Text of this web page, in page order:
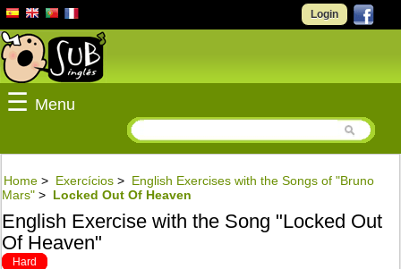
Login
☰ Menu
Home > Exercícios > English Exercises with the Songs of "Bruno
Mars" > Locked Out Of Heaven
English Exercise with the Song "Locked Out
Of Heaven"
Hard